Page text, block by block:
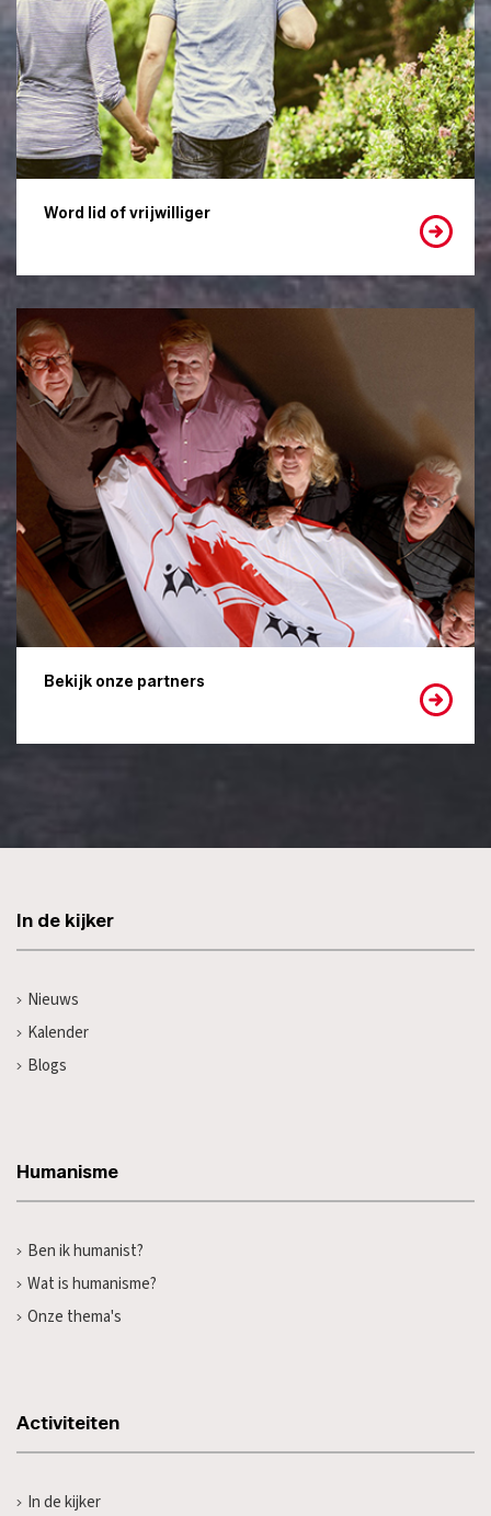
Word lid of vrijwilliger
Bekijk onze partners
In de kijker
Nieuws
Kalender
Blogs
Humanisme
Ben ik humanist?
Wat is humanisme?
Onze thema's
Activiteiten
In de kijker